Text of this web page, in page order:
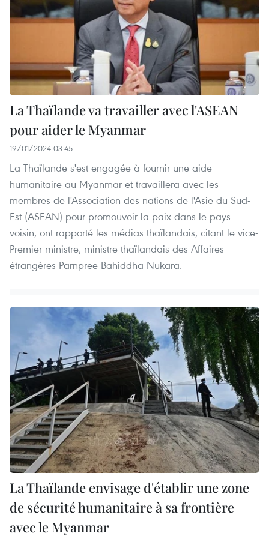
La Thaïlande va travailler avec l'ASEAN
pour aider le Myanmar
19/01/2024 03:45
La Thaïlande s'est engagée à fournir une aide
humanitaire au Myanmar et travaillera avec les
membres de l'Association des nations de l'Asie du Sud-
Est (ASEAN) pour promouvoir la paix dans le pays
voisin, ont rapporté les médias thaïlandais, citant le vice-
Premier ministre, ministre thaïlandais des Affaires
étrangères Parnpree Bahiddha-Nukara.
La Thaïlande envisage d'établir une zone
de sécurité humanitaire à sa frontière
avec le Myanmar